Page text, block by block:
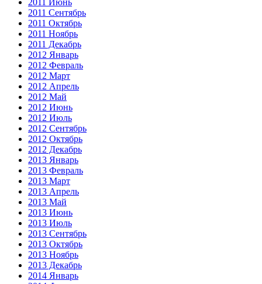
2011 Июнь
2011 Сентябрь
2011 Октябрь
2011 Ноябрь
2011 Декабрь
2012 Январь
2012 Февраль
2012 Март
2012 Апрель
2012 Май
2012 Июнь
2012 Июль
2012 Сентябрь
2012 Октябрь
2012 Декабрь
2013 Январь
2013 Февраль
2013 Март
2013 Апрель
2013 Май
2013 Июнь
2013 Июль
2013 Сентябрь
2013 Октябрь
2013 Ноябрь
2013 Декабрь
2014 Январь